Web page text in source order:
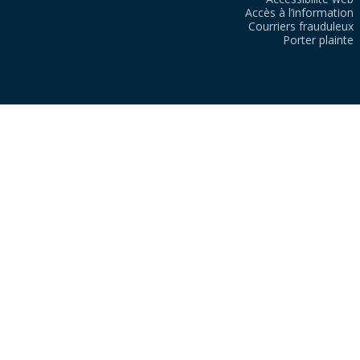
Accès à l’information
Courriers frauduleux
Porter plainte